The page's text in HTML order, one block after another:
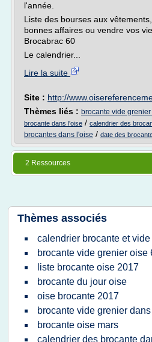
l'année.
Liste des bourses aux
bonnes affaires ou vendre vos
Brocabrac 60
Le calendrier...
Lire la suite
Site : http://
Thèmes liés : brocante vide
brocante dans l'oise / calendrier des
brocantes dans l'oise / date des
2 Ressources
Thèmes associés
calendrier brocante et
brocante vide grenier oise
liste brocante oise 2017
brocante du jour oise
oise brocante 2017
brocante vide grenier
brocante oise mars
calendrier des brocante